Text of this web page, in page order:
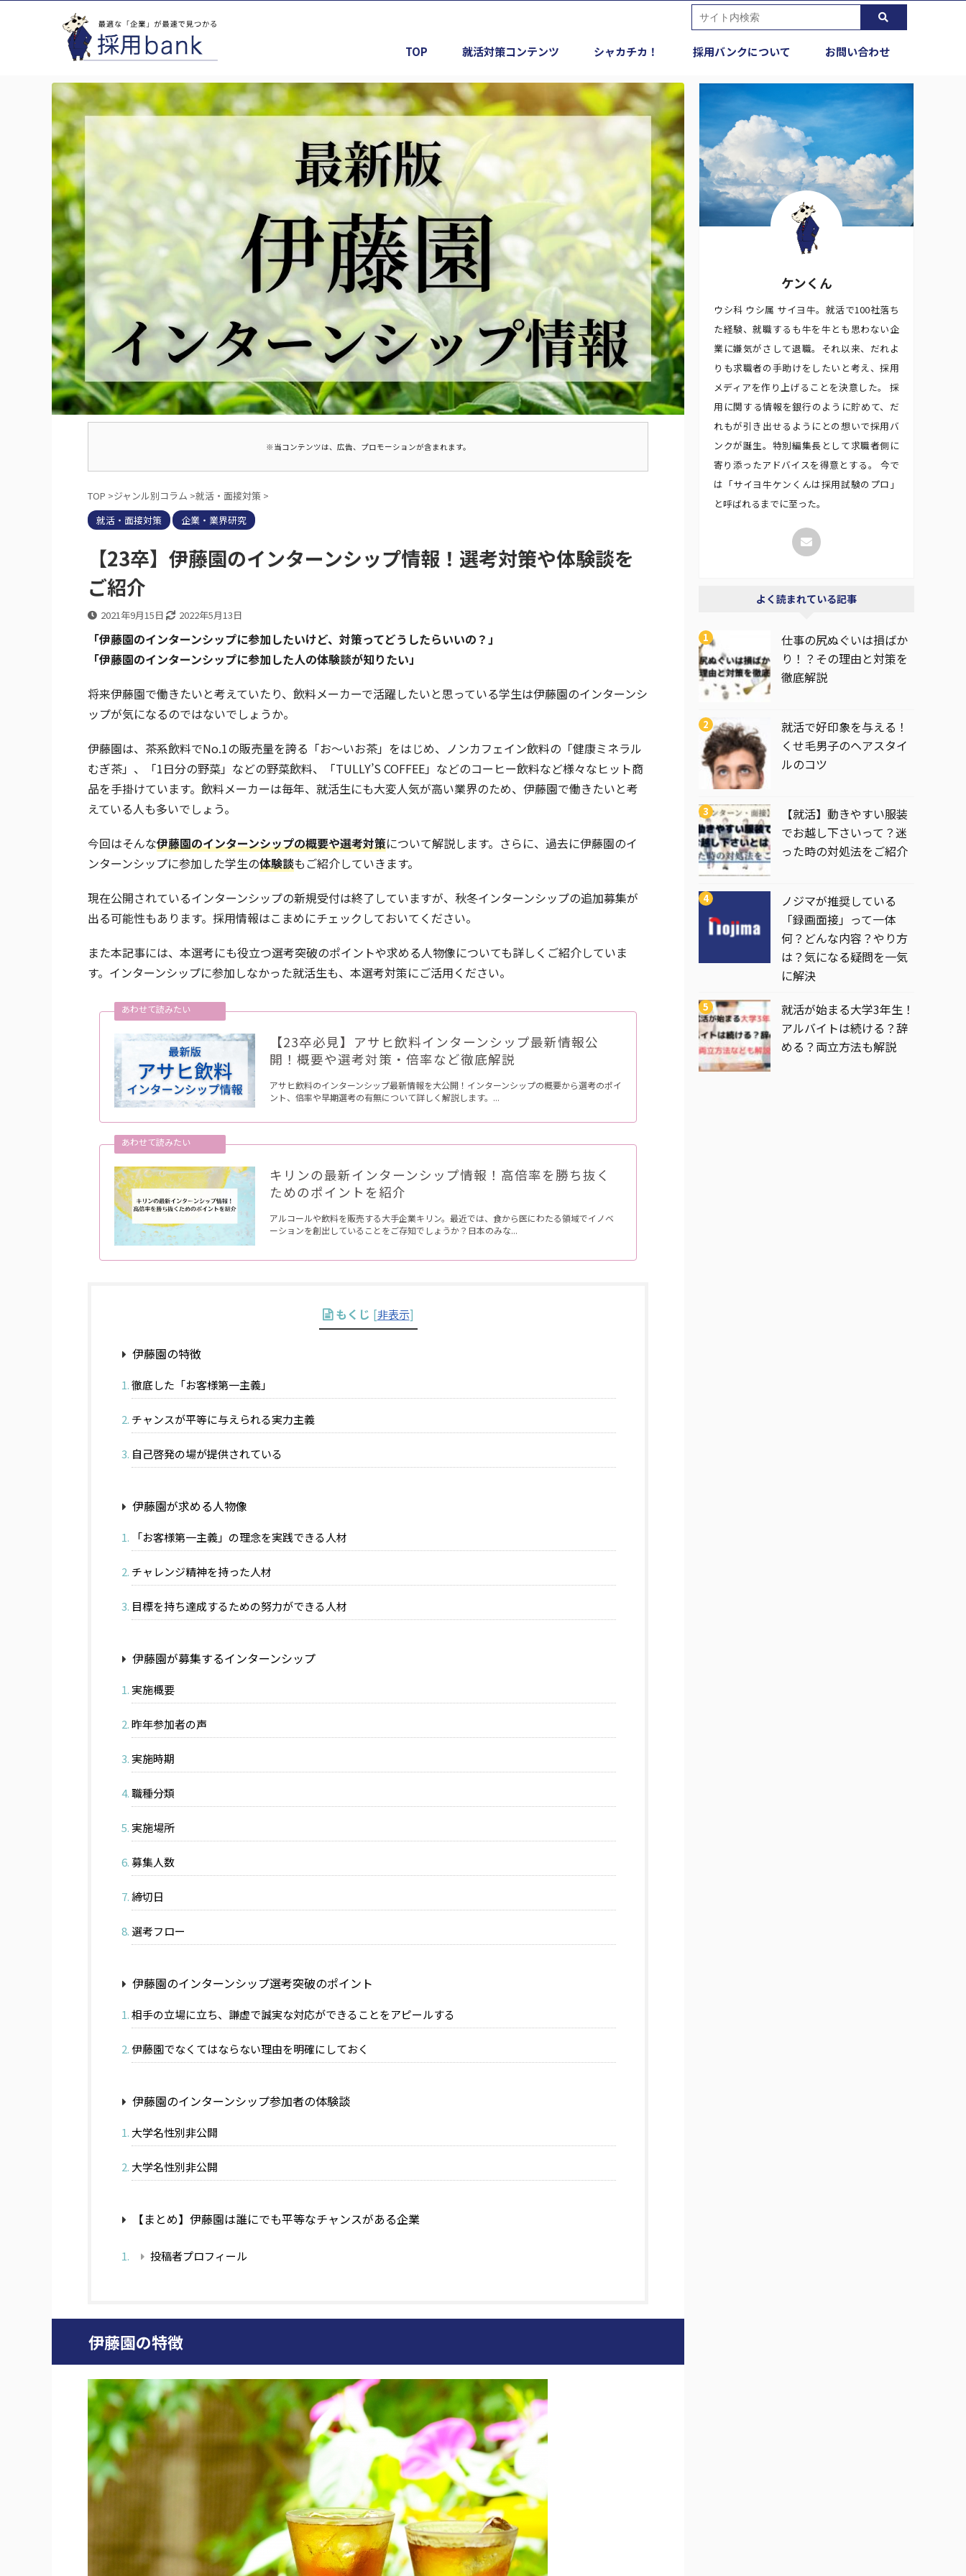
TOP 就活対策コンテンツ シャカチカ！ 採用バンクについて お問い合わせ
※当コンテンツは、広告、プロモーションが含まれます。
TOP >ジャンル別コラム >就活・面接対策 >
就活・面接対策
企業・業界研究
【23卒】伊藤園のインターンシップ情報！選考対策や体験談を
ご紹介
2021年9月15日 2022年5月13日
「伊藤園のインターンシップに参加したいけど、対策ってどうしたらいいの？」
「伊藤園のインターンシップに参加した人の体験談が知りたい」
将来伊藤園で働きたいと考えていたり、飲料メーカーで活躍したいと思っている学生は伊藤園のインターンシ
ップが気になるのではないでしょうか。
伊藤園は、茶系飲料でNo.1の販売量を誇る「お～いお茶」をはじめ、ノンカフェイン飲料の「健康ミネラル
むぎ茶」、「1日分の野菜」などの野菜飲料、「TULLY’S COFFEE」などのコーヒー飲料など様々なヒット商
品を手掛けています。飲料メーカーは毎年、就活生にも大変人気が高い業界のため、伊藤園で働きたいと考
えている人も多いでしょう。
今回はそんな伊藤園のインターンシップの概要や選考対策について解説します。さらに、過去に伊藤園のイ
ンターンシップに参加した学生の体験談もご紹介していきます。
現在公開されているインターンシップの新規受付は終了していますが、秋冬インターンシップの追加募集が
出る可能性もあります。採用情報はこまめにチェックしておいてください。
また本記事には、本選考にも役立つ選考突破のポイントや求める人物像についても詳しくご紹介していま
す。インターンシップに参加しなかった就活生も、本選考対策にご活用ください。
【23卒必見】アサヒ飲料インターンシップ最新情報公
開！概要や選考対策・倍率など徹底解説
アサヒ飲料のインターンシップ最新情報を大公開！インターンシップの概要から選考のポイ
ント、倍率や早期選考の有無について詳しく解説します。...
キリンの最新インターンシップ情報！高倍率を勝ち抜く
ためのポイントを紹介
アルコールや飲料を販売する大手企業キリン。最近では、食から医にわたる領域でイノベ
ーションを創出していることをご存知でしょうか？日本のみな...
もくじ [非表示]
伊藤園の特徴
徹底した「お客様第一主義」
チャンスが平等に与えられる実力主義
自己啓発の場が提供されている
伊藤園が求める人物像
「お客様第一主義」の理念を実践できる人材
チャレンジ精神を持った人材
目標を持ち達成するための努力ができる人材
伊藤園が募集するインターンシップ
実施概要
昨年参加者の声
実施時期
職種分類
実施場所
募集人数
締切日
選考フロー
伊藤園のインターンシップ選考突破のポイント
相手の立場に立ち、謙虚で誠実な対応ができることをアピールする
伊藤園でなくてはならない理由を明確にしておく
伊藤園のインターンシップ参加者の体験談
大学名性別非公開
大学名性別非公開
【まとめ】伊藤園は誰にでも平等なチャンスがある企業
投稿者プロフィール
伊藤園の特徴
ケンくん
ウシ科 ウシ属 サイヨ牛。就活で100社落ち
た経験、就職するも牛を牛とも思わない企
業に嫌気がさして退職。それ以来、だれよ
りも求職者の手助けをしたいと考え、採用
メディアを作り上げることを決意した。 採
用に関する情報を銀行のように貯めて、だ
れもが引き出せるようにとの想いで採用バ
ンクが誕生。特別編集長として求職者側に
寄り添ったアドバイスを得意とする。 今で
は「サイヨ牛ケンくんは採用試験のプロ」
と呼ばれるまでに至った。
よく読まれている記事
仕事の尻ぬぐいは損ばか
り！？その理由と対策を
徹底解説
就活で好印象を与える！
くせ毛男子のヘアスタイ
ルのコツ
【就活】動きやすい服装
でお越し下さいって？迷
った時の対処法をご紹介
ノジマが推奨している
「録画面接」って一体
何？どんな内容？やり方
は？気になる疑問を一気
に解決
就活が始まる大学3年生！
アルバイトは続ける？辞
める？両立方法も解説